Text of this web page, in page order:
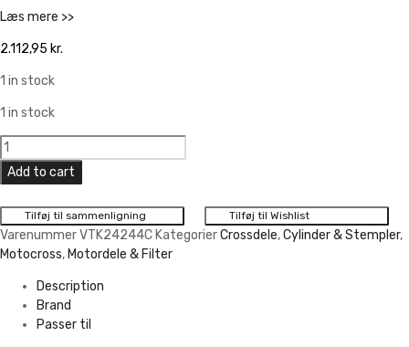
Læs mere >>
2.112,95 kr.
1 in stock
1 in stock
Vertex
Top
End
Kit
71,945mm
Replica
quantity
Add to cart
Tilføj til sammenligning Tilføj til Wishlist
VarenummerVTK24244C KategorierCrossdele,Cylinder & Stempler,
Motocross, Motordele & Filter
Description
Brand
Passer til